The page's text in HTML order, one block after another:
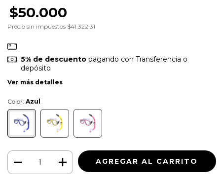
$50.000
Precio sin impuestos $41.322,31
5% de descuentopagando con Transferencia o
depósito
Ver más detalles
Color: Azul